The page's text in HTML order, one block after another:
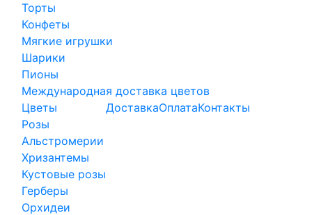
Торты
Конфеты
Мягкие игрушки
Шарики
Пионы
Международная доставка цветов
Цветы
Розы
Альстромерии
Хризантемы
Кустовые розы
Герберы
Орхидеи
ДоставкаОплатаКонтакты